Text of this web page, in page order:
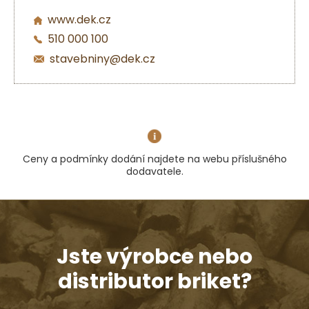
www.dek.cz
510 000 100
stavebniny@dek.cz
Ceny a podmínky dodání najdete na webu příslušného
dodavatele.
Jste výrobce nebo
distributor briket?